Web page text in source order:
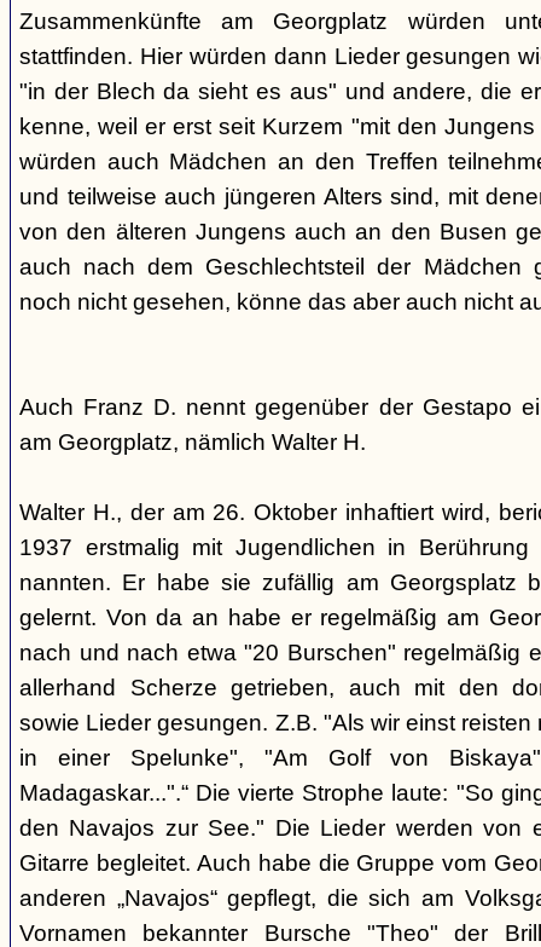
Zusammenkünfte am Georgplatz würden
stattfinden. Hier würden dann Lieder gesungen
"in der Blech da sieht es aus" und andere, die
kenne, weil er erst seit Kurzem "mit den
würden auch Mädchen an den Treffen
und teilweise auch jüngeren Alters sind, mit
von den älteren Jungens auch an den Busen
auch nach dem Geschlechtsteil der Mädchen
noch nicht gesehen, könne das aber auch nicht
Auch Franz D. nennt gegenüber der Gestapo
am Georgplatz, nämlich Walter H.
Walter H., der am 26. Oktober inhaftiert wird,
1937 erstmalig mit Jugendlichen in
nannten. Er habe sie zufällig am Georgsplatz
gelernt. Von da an habe er regelmäßig am
nach und nach etwa "20 Burschen" regelmäßig
allerhand Scherze getrieben, auch mit den
sowie Lieder gesungen. Z.B. "Als wir einst
in einer Spelunke", "Am Golf von
Madagaskar...".“ Die vierte Strophe laute: "So
den Navajos zur See." Die Lieder werden von
Gitarre begleitet. Auch habe die Gruppe vom
anderen „Navajos“ gepflegt, die sich am
Vornamen bekannter Bursche "Theo" der